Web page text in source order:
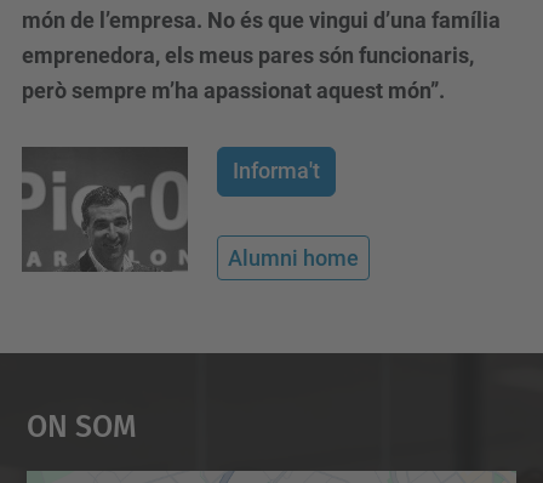
món de l’empresa. No és que vingui d’una família
emprenedora, els meus pares són funcionaris,
però sempre m’ha apassionat aquest món”.
Informa't
Alumni home
On Som